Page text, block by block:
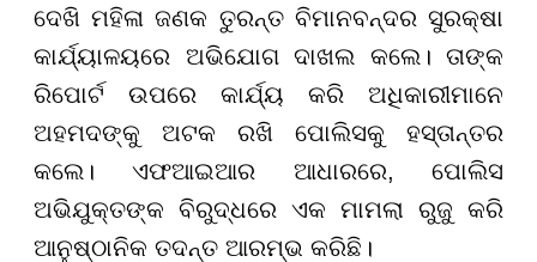
ଦେଖି ମହିଳା ଜଣକ ତୁରନ୍ତ ବିମାନବନ୍ଦର ସୁରକ୍ଷା
କାର୍ଯ୍ୟାଳୟରେ ଅଭିଯୋଗ ଦାଖଲ କଲେ। ତାଙ୍କ
ରିପୋର୍ଟ ଉପରେ କାର୍ଯ୍ୟ କରି ଅଧିକାରୀମାନେ
ଅହମଦଙ୍କୁ ଅଟକ ରଖି ପୋଲିସକୁ ହସ୍ତାନ୍ତର
କଲେ। ଏଫଆଇଆର ଆଧାରରେ, ପୋଲିସ
ଅଭିଯୁକ୍ତଙ୍କ ବିରୁଦ୍ଧରେ ଏକ ମାମଲା ରୁଜୁ କରି
ଆନୁଷ୍ଠାନିକ ତଦନ୍ତ ଆରମ୍ଭ କରିଛି।